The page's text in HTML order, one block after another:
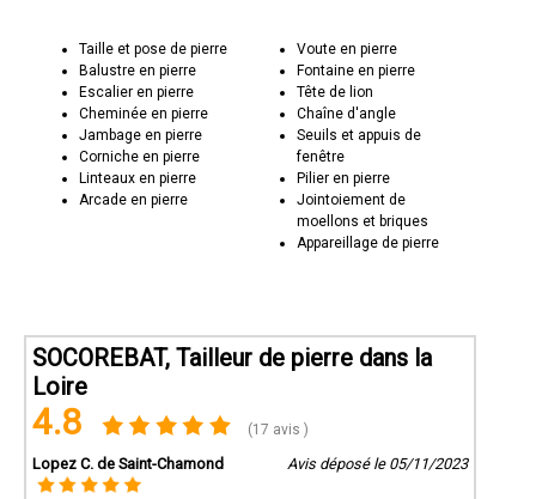
Taille et pose de pierre
Balustre en pierre
Escalier en pierre
Cheminée en pierre
Jambage en pierre
Corniche en pierre
Linteaux en pierre
Arcade en pierre
Voute en pierre
Fontaine en pierre
Tête de lion
Chaîne d'angle
Seuils et appuis de
fenêtre
Pilier en pierre
Jointoiement de
moellons et briques
Appareillage de pierre
SOCOREBAT, Tailleur de pierre dans la
Loire
4.8 (17 avis )
Lopez C. de Saint-Chamond Avis déposé le 05/11/2023